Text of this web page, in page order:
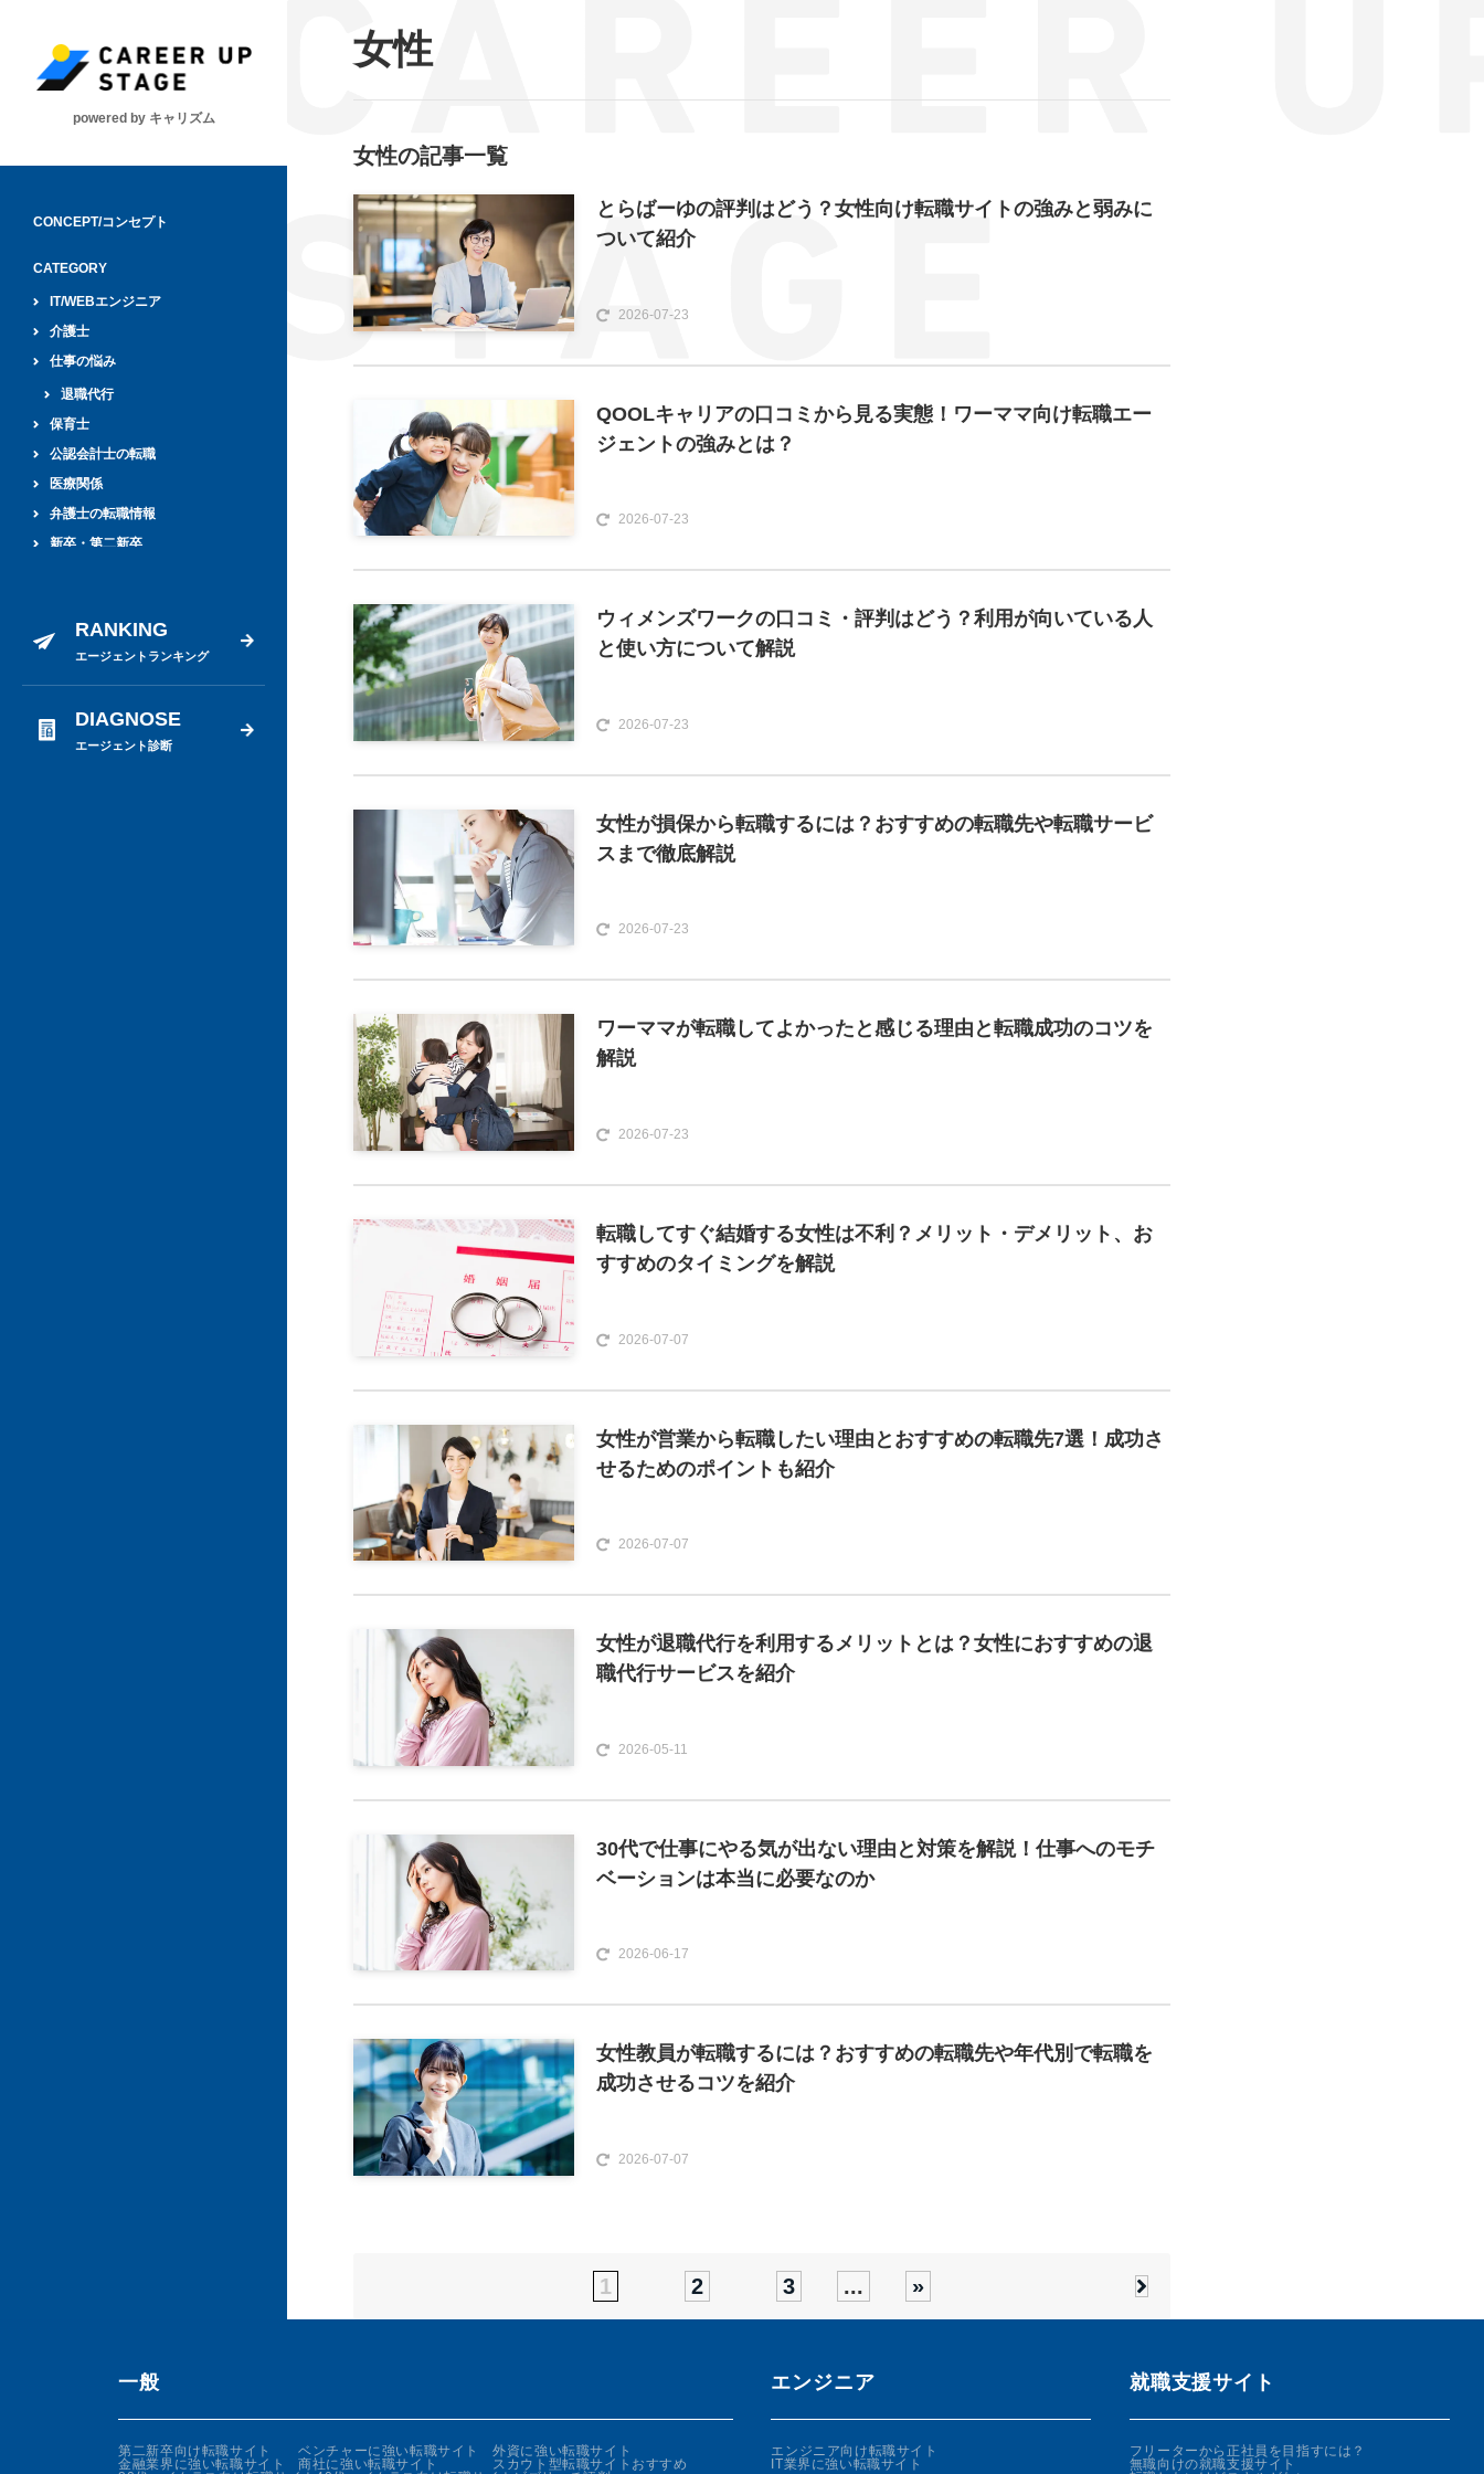
powered by キャリズム
CONCEPT/コンセプト
CATEGORY
IT/WEBエンジニア
介護士
仕事の悩み
退職代行
保育士
公認会計士の転職
医療関係
弁護士の転職情報
新卒・第二新卒
歯科衛生士・歯科医師
看護師
管理部門・バックオフィスの転職
人事の転職
RANKING
エージェントランキング
DIAGNOSE
エージェント診断
女性
女性の記事一覧
とらばーゆの評判はどう？女性向け転職サイトの強みと弱みに
ついて紹介
2026-07-23
QOOLキャリアの口コミから見る実態！ワーママ向け転職エー
ジェントの強みとは？
2026-07-23
ウィメンズワークの口コミ・評判はどう？利用が向いている人
と使い方について解説
2026-07-23
女性が損保から転職するには？おすすめの転職先や転職サービ
スまで徹底解説
2026-07-23
ワーママが転職してよかったと感じる理由と転職成功のコツを
解説
2026-07-23
転職してすぐ結婚する女性は不利？メリット・デメリット、お
すすめのタイミングを解説
2026-07-07
女性が営業から転職したい理由とおすすめの転職先7選！成功さ
せるためのポイントも紹介
2026-07-07
女性が退職代行を利用するメリットとは？女性におすすめの退
職代行サービスを紹介
2026-05-11
30代で仕事にやる気が出ない理由と対策を解説！仕事へのモチ
ベーションは本当に必要なのか
2026-06-17
女性教員が転職するには？おすすめの転職先や年代別で転職を
成功させるコツを紹介
2026-07-07
1 2 3 ... »
一般
第二新卒向け転職サイト ベンチャーに強い転職サイト
外資に強い転職サイト
金融業界に強い転職サイト
商社に強い転職サイト
スカウト型転職サイトおすすめ
エンジニア
エンジニア向け転職サイト
IT業界に強い転職サイト
就職支援サイト
フリーターから正社員を目指すには？
無職向けの就職支援サイト